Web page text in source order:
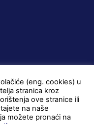
(eng. cookies) u
stranica kroz
ove stranice ili
na naše
možete pronaći na